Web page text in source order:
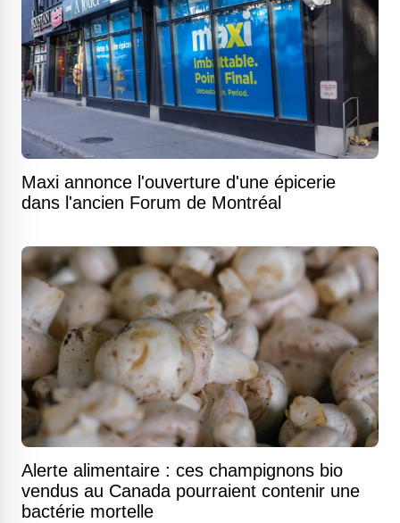
Maxi annonce l'ouverture d'une épicerie
dans l'ancien Forum de Montréal
Alerte alimentaire : ces champignons bio
vendus au Canada pourraient contenir une
bactérie mortelle